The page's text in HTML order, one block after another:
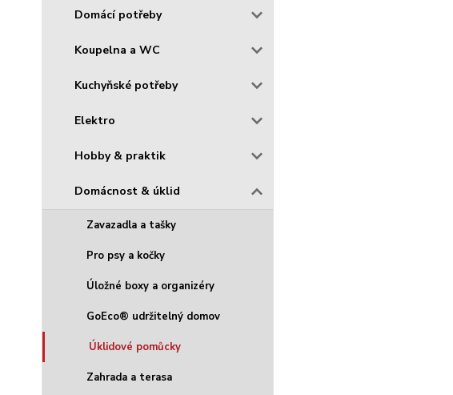
Domácí potřeby
Koupelna a WC
Kuchyňské potřeby
Elektro
Hobby & praktik
Domácnost & úklid
Zavazadla a tašky
Pro psy a kočky
Úložné boxy a organizéry
GoEco® udržitelný domov
Úklidové pomůcky
Zahrada a terasa